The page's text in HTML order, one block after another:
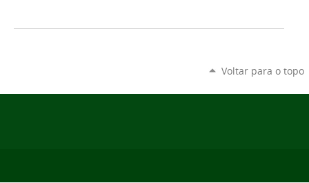
Voltar para o topo